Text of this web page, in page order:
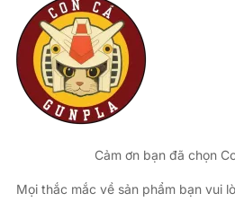
Cảm ơn bạn đã chọn
Mọi thắc mắc về sản phẩm bạn vui